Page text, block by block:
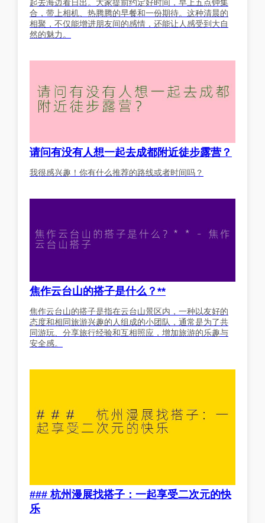
起去海边看日出。大家提前约定好时间，早上五点钟集
合，带上相机、热腾腾的早餐和一份期待。这种清晨的
相聚，不仅能增进朋友间的感情，还能让人感受到大自
然的魅力。
请问有没有人想一起去成都附近徒步露营？
我很感兴趣！你有什么推荐的路线或者时间吗？
焦作云台山的搭子是什么？**
焦作云台山的搭子是指在云台山景区内，一种以友好的
态度和相同旅游兴趣的人组成的小团队，通常是为了共
同游玩、分享旅行经验和互相照应，增加旅游的乐趣与
安全感。
### 杭州漫展找搭子：一起享受二次元的快
乐